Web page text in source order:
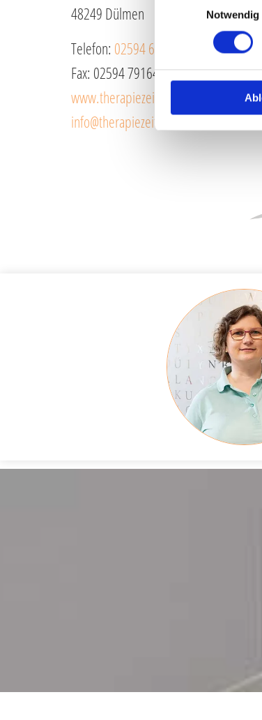
Notwendig
48249 Dülmen
Telefon: 02594 6133
Fax: 02594 791640
www.therapiezeit-duelmen.de
info@therapiezeit-duelmen.de